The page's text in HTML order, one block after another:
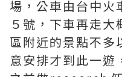
場，公車由台中火
５號，下車再走
區附近的景點不多
意安排才到此一遊